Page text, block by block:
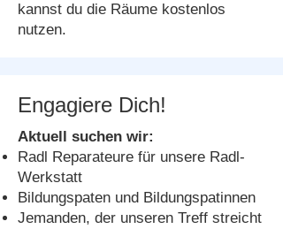
kannst du die Räume kostenlos
nutzen.
Engagiere Dich!
Aktuell suchen wir:
Radl Reparateure für unsere Radl-
Werkstatt
Bildungspaten und Bildungspatinnen
Jemanden, der unseren Treff streicht